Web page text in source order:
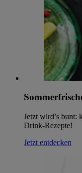
Jetzt wird’s bunt:
Drink-Rezepte!
Jetzt entdecken